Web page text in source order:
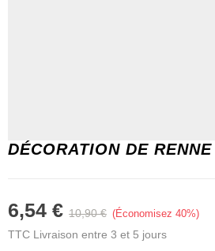
DÉCORATION DE
6,54 € 10,90 € Économisez 40%
TTC Livraison entre 3 et 5 jours